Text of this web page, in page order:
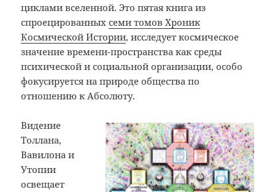
циклами вселенной. Это пятая книга из
спроецированныхсеми томов Хроник
Космической Истории, исследует космическое
значение времени-пространства как среды
психической и социальной организации, особо
фокусируется на природе общества по
отношению к Абсолюту.
Видение
Толлана,
Вавилона и
Утопии
освещает